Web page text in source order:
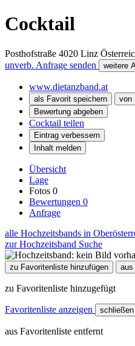
Cocktail
Posthofstraße 4020 Linz
unverb. Anfrage senden
weitere
www.dietanzband.at
als Favorit speichern
von
Bewertung abgeben
Cocktail teilen
Eintrag verbessern
Inhalt melden
Übersicht
Lage
Fotos 0
Bewertungen 0
Anfrage
alle Hochzeitsbands in
zur Hochzeitsband Suche
zu Favoritenliste hinzufügen aus
zu Favoritenliste hinzugefügt
Favoritenliste anzeigen schließen
aus Favoritenliste entfernt